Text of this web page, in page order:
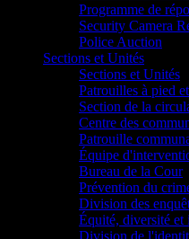
Programme de
Security Camera
Police Auction
Sections et Unités
Sections et Unités
Patrouilles à pied
Section de la
Centre des
Patrouille
Équipe
Bureau de la Cour
Prévention du
Division des
Équité, diversité et
Division de